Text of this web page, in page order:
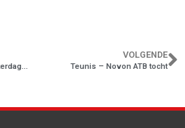
BOS en BERGKLASSIEKER: zaterdag 28 oktober
VOLGENDE
Teunis – Novon ATB tocht